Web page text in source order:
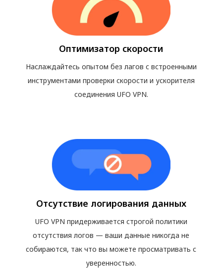
Оптимизатор скорости
Наслаждайтесь опытом без лагов с встроенными
инструментами проверки скорости и ускорителя
соединения UFO VPN.
Отсутствие логирования данных
UFO VPN придерживается строгой политики
отсутствия логов — ваши данные никогда не
собираются, так что вы можете просматривать с
уверенностью.